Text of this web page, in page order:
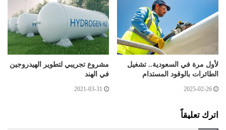
لأول مرة في السعودية.. تشغيل
الطائرات بالوقود المستدام
2025-02-26
مشروع تجريبي لتطوير الهيدروجين
في الهند
2021-03-31
اترك تعليقاً